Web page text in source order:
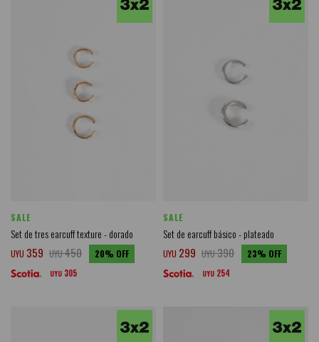
SALE
Set de tres earcuff texture - dorado
UYU 359 UYU450 20
UYU 305
SALE
Set de earcuff básico - plateado
UYU 299 UYU390 23
UYU 254